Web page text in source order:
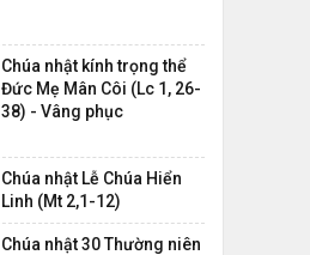
Chúa nhật kính trọng thể
Đức Mẹ Mân Côi (Lc 1, 26-
38) - Vâng phục
Chúa nhật Lễ Chúa Hiển
Linh (Mt 2,1-12)
Chúa nhật 30 Thường niên